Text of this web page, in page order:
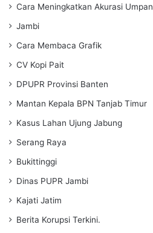
Cara Meningkatkan Akurasi Umpan
Jambi
Cara Membaca Grafik
CV Kopi Pait
DPUPR Provinsi Banten
Mantan Kepala BPN Tanjab Timur
Kasus Lahan Ujung Jabung
Serang Raya
Bukittinggi
Dinas PUPR Jambi
Kajati Jatim
Berita Korupsi Terkini.